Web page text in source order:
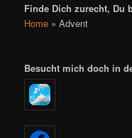
Finde Dich zurecht, Du
Home » Advent
Besucht mich doch in